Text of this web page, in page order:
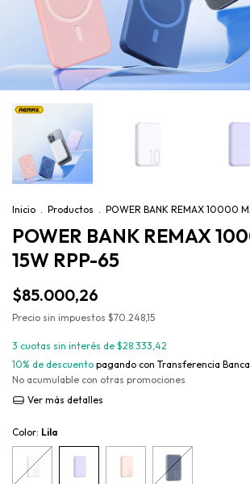
Inicio . Productos . POWER BANK REMAX 10000
POWER BANK REMAX
15W RPP-65
$85.000,26
Precio sin impuestos $70.248,15
3 cuotas sin interés de $28.333,42
10% de descuento pagando con Transferencia
No acumulable con otras promociones
Ver más detalles
Color: Lila